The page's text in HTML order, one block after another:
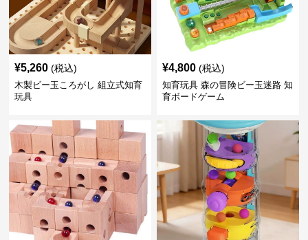
¥5,260 (税込)
木製ビー玉ころがし 組立式知育
玩具
¥4,800 (税込)
知育玩具 森の冒険ビー玉迷路 知
育ボードゲーム